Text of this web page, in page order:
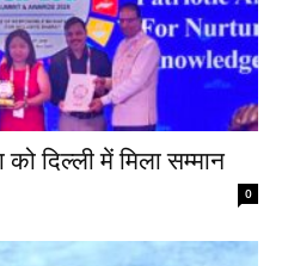
दिल्ली में मिला सम्मान
0